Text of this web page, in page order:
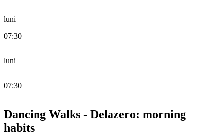
luni
07:30
luni
07:30
Dancing Walks - Delazero: morning
habits